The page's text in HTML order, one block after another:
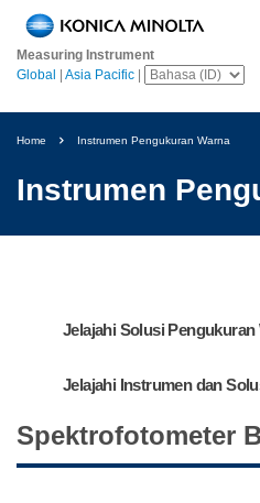
Measuring Instrument
Global
Asia Pacific
Beranda
Solusi
angkasa
&
Konsumen
Home Instrumen Pengukuran Warna
Instrumen
Jelajahi Solusi Pengukuran
Jelajahi Instrumen dan
Spektrofotometer